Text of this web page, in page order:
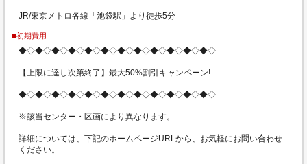
JR/東京メトロ各線「池袋駅」より徒歩5分
■初期費用
◆◇◆◇◆◇◆◇◆◇◆◇◆◇◆◇◆◇◆◇◆◇◆◇
【上限に達し次第終了】最大50%割引キャンペーン!
◆◇◆◇◆◇◆◇◆◇◆◇◆◇◆◇◆◇◆◇◆◇◆◇
※該当センター・区画により異なります。
詳細については、下記のホームページURLから、お気軽にお問い合わせ
ください。